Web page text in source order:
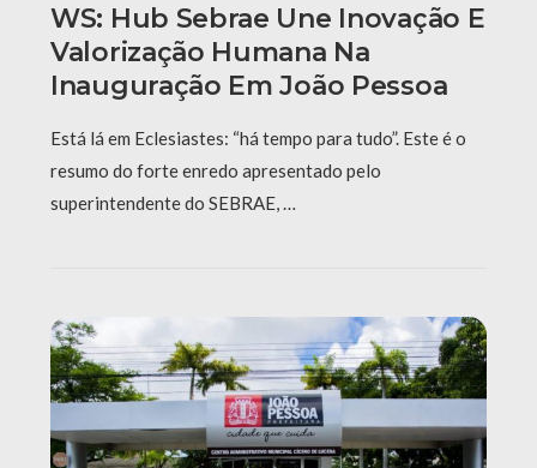
WS: Hub Sebrae Une Inovação E
Valorização Humana Na
Inauguração Em João Pessoa
Está lá em Eclesiastes: “há tempo para tudo”. Este é o
resumo do forte enredo apresentado pelo
superintendente do SEBRAE, …